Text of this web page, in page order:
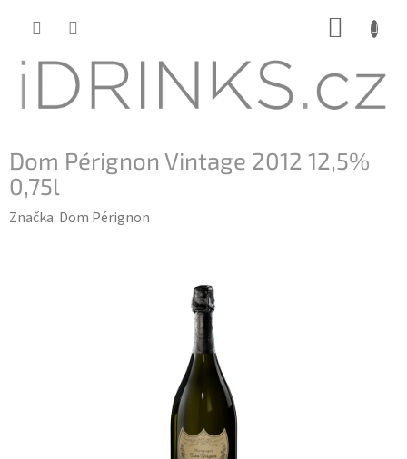
Dom Pérignon Vintage 2012 12,5%
0,75l
Značka: Dom Pérignon